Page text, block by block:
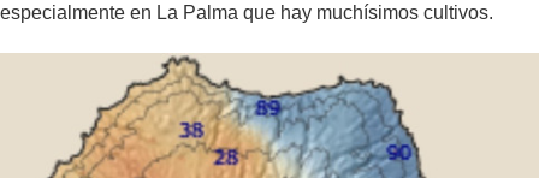
especialmente en La Palma que hay muchísimos cultivos.